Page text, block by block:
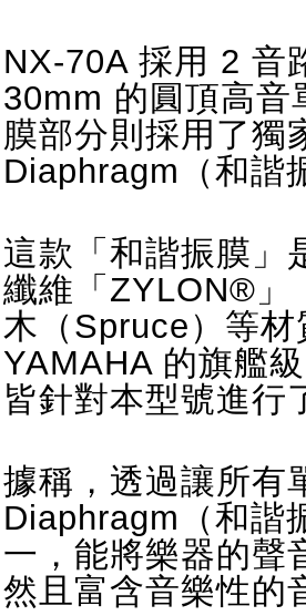
NX-70A 採用 2 音
30mm 的圓頂高音
膜部分則採用了獨
Diaphragm（和諧
這款「和諧振膜」
纖維「ZYLON®」
木（Spruce）等
YAMAHA 的旗艦
皆針對本型號進行
據稱，透過讓所有
Diaphragm（和諧
一，能將樂器的聲
然且富含音樂性的